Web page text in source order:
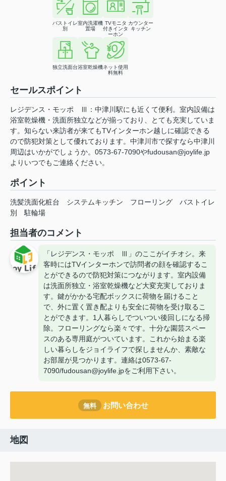
バストイレ
別
室内洗濯機
置場
TVモニタ
付きインタ
ーホン
カウンター
キッチン
独立洗面台浴室乾燥機ネット使用
料無料
セールスポイント
レジデンス・モッポ Ⅲ：中津川駅にも近くて便利。室内設備は
浴室乾燥機・洗面所独立などが揃っており、とても充実していま
す。知らない来訪者が来てもTVインターホン越しに確認できる
ので防犯対策として優れております。中津川市で探すなら中津川
周辺はいかがでしょうか。0573-67-7090やfudousan@joylife.jp
よりいつでもご連絡ください。
ポイント
洗髪洗面化粧台 システムキッチン フローリング
バストイレ
別
駐輪場
担当者のコメント
「レジデンス・モッポ Ⅲ」のここがイチオシ。来
客時にはTVインターホンで訪問者の顔を確認するこ
とができるので防犯対策につながります。室内設備
は洗面所独立・浴室乾燥機など大変充実しておりま
す。鍵がかかる宅配ボックスに荷物を届けること
で、外に置く置き配よりも安全に荷物を受け取るこ
とができます。1人暮らしでついつい後回しになる掃
除。フローリングなら楽々です。十分な園芸スペー
スのある専用庭がついています。これから始まる楽
しい暮らしをジョイライフで探しませんか、素敵な
お部屋が見つかります。連絡は0573-67-
7090/fudousan@joylife.jpをご利用下さい。
無料 お問い合わせ
地図